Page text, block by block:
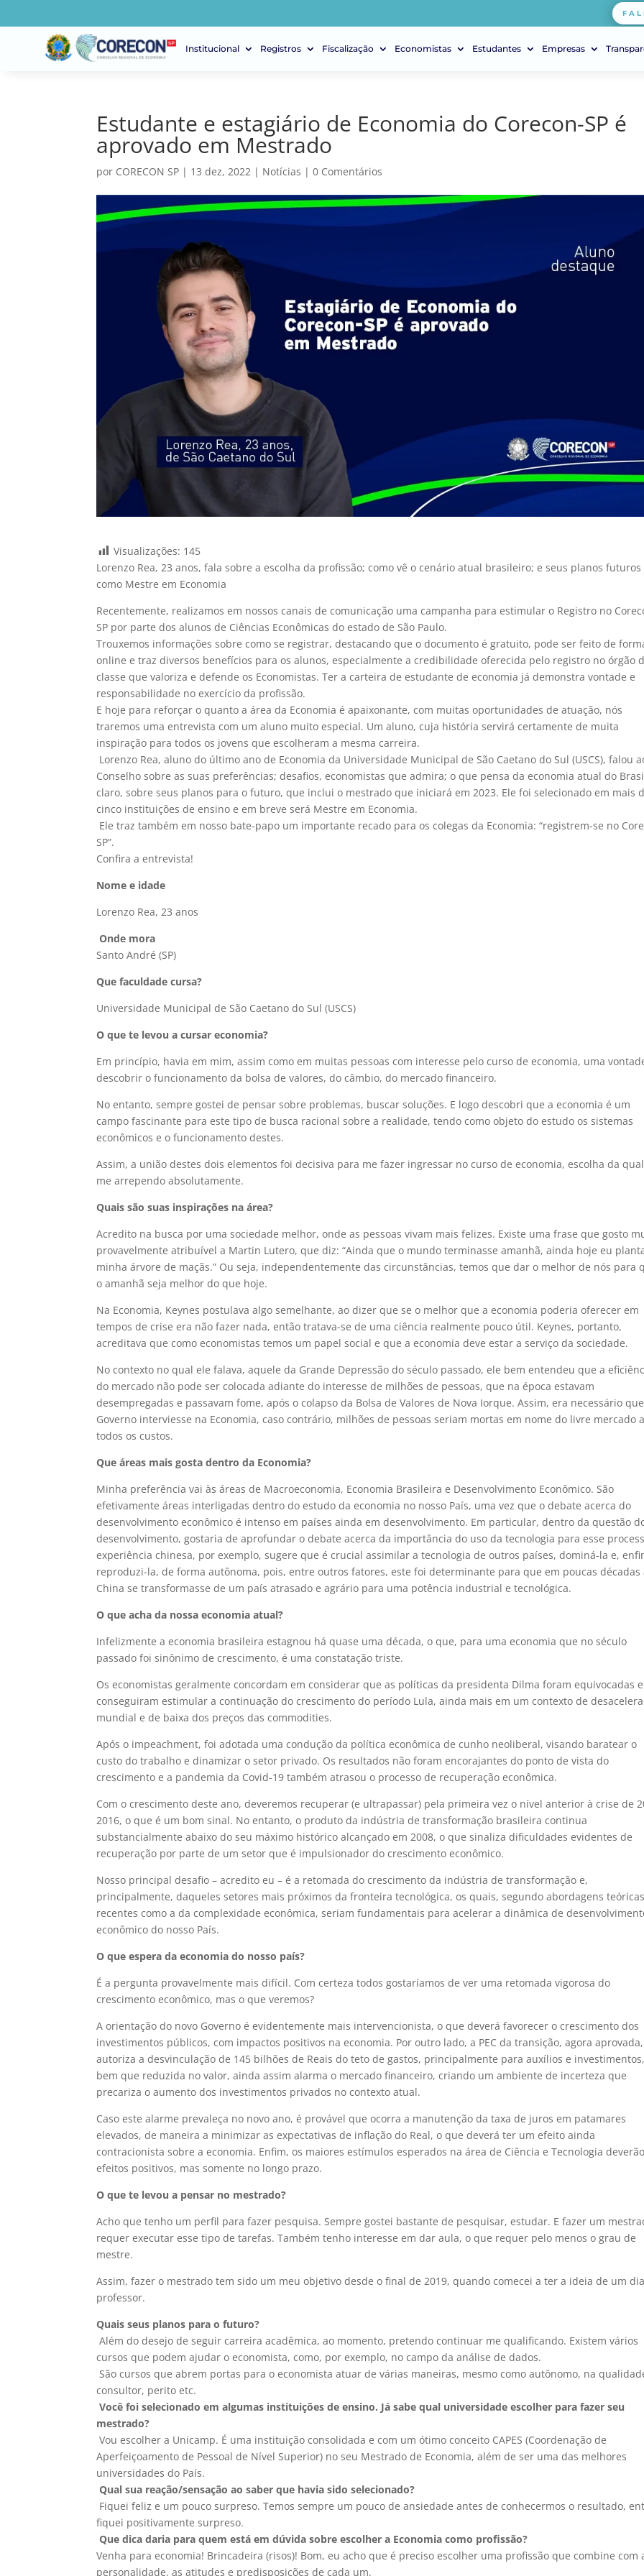
Institucional Registros Fiscalização Economistas Estudantes Empresas
Estudante e estagiário de Economia do Corecon-SP é
aprovado em Mestrado
por CORECON SP | 13 dez, 2022 | Notícias |0 Comentários
Visualizações: 145
Lorenzo Rea, 23 anos, fala sobre a escolha da profissão; como vê o cenário atual brasileiro; e seus planos futuros
como Mestre em Economia
Recentemente, realizamos em nossos canais de comunicação uma campanha para estimular o Registro no
SP por parte dos alunos de Ciências Econômicas do estado de São Paulo.
Trouxemos informações sobre como se registrar, destacando que o documento é gratuito, pode ser feito de
online e traz diversos benefícios para os alunos, especialmente a credibilidade oferecida pelo registro no órgão
classe que valoriza e defende os Economistas. Ter a carteira de estudante de economia já demonstra vontade e
responsabilidade no exercício da profissão.
E hoje para reforçar o quanto a área da Economia é apaixonante, com muitas oportunidades de atuação, nós
traremos uma entrevista com um aluno muito especial. Um aluno, cuja história servirá certamente de muita
inspiração para todos os jovens que escolheram a mesma carreira.
Lorenzo Rea, aluno do último ano de Economia da Universidade Municipal de São Caetano do Sul (USCS), falou
Conselho sobre as suas preferências; desafios, economistas que admira; o que pensa da economia atual do
claro, sobre seus planos para o futuro, que inclui o mestrado que iniciará em 2023. Ele foi selecionado em mais
cinco instituições de ensino e em breve será Mestre em Economia.
Ele traz também em nosso bate-papo um importante recado para os colegas da Economia: “registrem-se no
SP”.
Confira a entrevista!
Nome e idade
Lorenzo Rea, 23 anos
Onde mora
Santo André (SP)
Que faculdade cursa?
Universidade Municipal de São Caetano do Sul (USCS)
O que te levou a cursar economia?
Em princípio, havia em mim, assim como em muitas pessoas com interesse pelo curso de economia, uma
descobrir o funcionamento da bolsa de valores, do câmbio, do mercado financeiro.
No entanto, sempre gostei de pensar sobre problemas, buscar soluções. E logo descobri que a economia é um
campo fascinante para este tipo de busca racional sobre a realidade, tendo como objeto do estudo os sistemas
econômicos e o funcionamento destes.
Assim, a união destes dois elementos foi decisiva para me fazer ingressar no curso de economia, escolha da
me arrependo absolutamente.
Quais são suas inspirações na área?
Acredito na busca por uma sociedade melhor, onde as pessoas vivam mais felizes. Existe uma frase que gosto
provavelmente atribuível a Martin Lutero, que diz: “Ainda que o mundo terminasse amanhã, ainda hoje eu
minha árvore de maçãs.” Ou seja, independentemente das circunstâncias, temos que dar o melhor de nós para
o amanhã seja melhor do que hoje.
Na Economia, Keynes postulava algo semelhante, ao dizer que se o melhor que a economia poderia oferecer em
tempos de crise era não fazer nada, então tratava-se de uma ciência realmente pouco útil. Keynes, portanto,
acreditava que como economistas temos um papel social e que a economia deve estar a serviço da sociedade.
No contexto no qual ele falava, aquele da Grande Depressão do século passado, ele bem entendeu que a
do mercado não pode ser colocada adiante do interesse de milhões de pessoas, que na época estavam
desempregadas e passavam fome, após o colapso da Bolsa de Valores de Nova Iorque. Assim, era necessário
Governo interviesse na Economia, caso contrário, milhões de pessoas seriam mortas em nome do livre mercado a
todos os custos.
Que áreas mais gosta dentro da Economia?
Minha preferência vai às áreas de Macroeconomia, Economia Brasileira e Desenvolvimento Econômico. São
efetivamente áreas interligadas dentro do estudo da economia no nosso País, uma vez que o debate acerca do
desenvolvimento econômico é intenso em países ainda em desenvolvimento. Em particular, dentro da questão
desenvolvimento, gostaria de aprofundar o debate acerca da importância do uso da tecnologia para esse
experiência chinesa, por exemplo, sugere que é crucial assimilar a tecnologia de outros países, dominá-la e,
reproduzi-la, de forma autônoma, pois, entre outros fatores, este foi determinante para que em poucas décadas
China se transformasse de um país atrasado e agrário para uma potência industrial e tecnológica.
O que acha da nossa economia atual?
Infelizmente a economia brasileira estagnou há quase uma década, o que, para uma economia que no século
passado foi sinônimo de crescimento, é uma constatação triste.
Os economistas geralmente concordam em considerar que as políticas da presidenta Dilma foram equivocadas
conseguiram estimular a continuação do crescimento do período Lula, ainda mais em um contexto de
mundial e de baixa dos preços das commodities.
Após o impeachment, foi adotada uma condução da política econômica de cunho neoliberal, visando baratear o
custo do trabalho e dinamizar o setor privado. Os resultados não foram encorajantes do ponto de vista do
crescimento e a pandemia da Covid-19 também atrasou o processo de recuperação econômica.
Com o crescimento deste ano, deveremos recuperar (e ultrapassar) pela primeira vez o nível anterior à crise de
2016, o que é um bom sinal. No entanto, o produto da indústria de transformação brasileira continua
substancialmente abaixo do seu máximo histórico alcançado em 2008, o que sinaliza dificuldades evidentes de
recuperação por parte de um setor que é impulsionador do crescimento econômico.
Nosso principal desafio – acredito eu – é a retomada do crescimento da indústria de transformação e,
principalmente, daqueles setores mais próximos da fronteira tecnológica, os quais, segundo abordagens teóricas
recentes como a da complexidade econômica, seriam fundamentais para acelerar a dinâmica de
econômico do nosso País.
O que espera da economia do nosso país?
É a pergunta provavelmente mais difícil. Com certeza todos gostaríamos de ver uma retomada vigorosa do
crescimento econômico, mas o que veremos?
A orientação do novo Governo é evidentemente mais intervencionista, o que deverá favorecer o crescimento dos
investimentos públicos, com impactos positivos na economia. Por outro lado, a PEC da transição, agora
autoriza a desvinculação de 145 bilhões de Reais do teto de gastos, principalmente para auxílios e
bem que reduzida no valor, ainda assim alarma o mercado financeiro, criando um ambiente de incerteza que
precariza o aumento dos investimentos privados no contexto atual.
Caso este alarme prevaleça no novo ano, é provável que ocorra a manutenção da taxa de juros em patamares
elevados, de maneira a minimizar as expectativas de inflação do Real, o que deverá ter um efeito ainda
contracionista sobre a economia. Enfim, os maiores estímulos esperados na área de Ciência e Tecnologia
efeitos positivos, mas somente no longo prazo.
O que te levou a pensar no mestrado?
Acho que tenho um perfil para fazer pesquisa. Sempre gostei bastante de pesquisar, estudar. E fazer um
requer executar esse tipo de tarefas. Também tenho interesse em dar aula, o que requer pelo menos o grau de
mestre.
Assim, fazer o mestrado tem sido um meu objetivo desde o final de 2019, quando comecei a ter a ideia de um
professor.
Quais seus planos para o futuro?
Além do desejo de seguir carreira acadêmica, ao momento, pretendo continuar me qualificando. Existem vários
cursos que podem ajudar o economista, como, por exemplo, no campo da análise de dados.
São cursos que abrem portas para o economista atuar de várias maneiras, mesmo como autônomo, na
consultor, perito etc.
Você foi selecionado em algumas instituições de ensino. Já sabe qual universidade escolher para fazer seu
mestrado?
Vou escolher a Unicamp. É uma instituição consolidada e com um ótimo conceito CAPES (Coordenação de
Aperfeiçoamento de Pessoal de Nível Superior) no seu Mestrado de Economia, além de ser uma das melhores
universidades do País.
Qual sua reação/sensação ao saber que havia sido selecionado?
Fiquei feliz e um pouco surpreso. Temos sempre um pouco de ansiedade antes de conhecermos o resultado,
fiquei positivamente surpreso.
Que dica daria para quem está em dúvida sobre escolher a Economia como profissão?
Venha para economia! Brincadeira (risos)! Bom, eu acho que é preciso escolher uma profissão que combine com
personalidade, as atitudes e predisposições de cada um.